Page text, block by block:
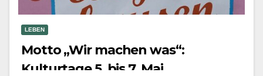
LEBEN
Motto „Wir machen was“:
Kulturtage 5. bis 7. Mai